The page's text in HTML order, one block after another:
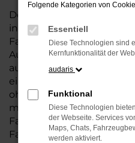
Der Porsche Panamera
in Rotenburg, die ein
Fahrzeug suchen.Mit
Ausstattung, der
ausgezeichneten Pflege
eine kostengünstige
ohne auf Komfort und
müssen. Ob im
Fahrten, der Panamera
Fahrkomfort, Sicherheit
Folgende Kategorien von
Essentiell
Diese Technologien sind
Kernfunktionalität der
audaris
Funktional
Diese Technologien
der Webseite. Services
Maps, Chats,
werden aktiviert.